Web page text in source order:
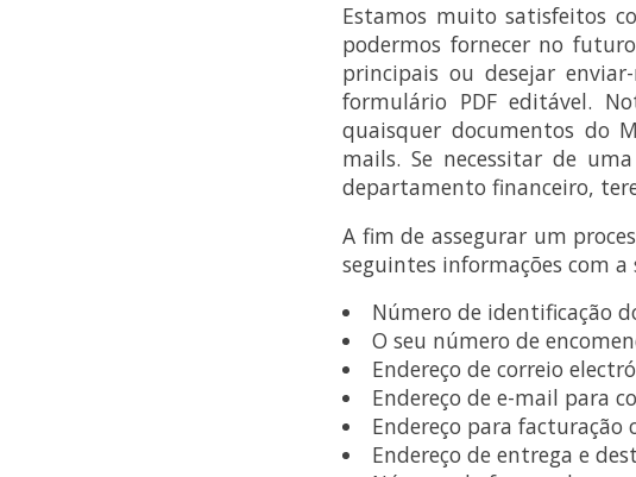
Estamos muito satisfeitos
podermos fornecer no
principais ou desejar
formulário PDF editável.
quaisquer documentos do
mails. Se necessitar de
departamento financeiro,
A fim de assegurar um
seguintes informações com a
Número de identificação
O seu número de
Endereço de correio
Endereço de e-mail para
Endereço para
Endereço de entrega e